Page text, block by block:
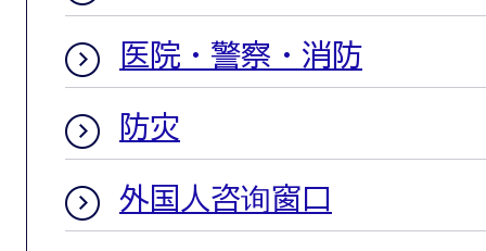
医院・警察・消防
防灾
外国人咨询窗口